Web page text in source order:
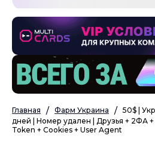
Главная Фарм Украина
50$ |
дней | Номер удален | Друзья + 2ФА
Token + Cookies + User Agent